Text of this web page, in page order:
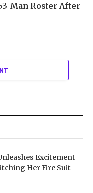
Man Roster After
Excitement
Her Fire Suit